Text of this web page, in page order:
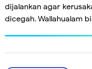
dijalankan agar
dicegah. Wallahualam